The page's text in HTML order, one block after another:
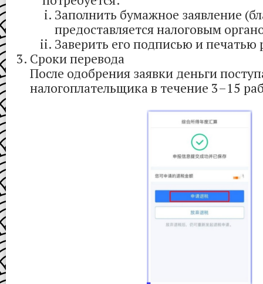
Заполнить бумажное заявление
предоставляется налоговым
Заверить его подписью и печатью
Сроки перевода
После одобрения заявки деньги
налогоплательщика в течение 3–15